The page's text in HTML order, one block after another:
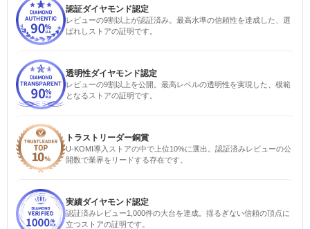
認証ダイヤモンド認定
レビューの9割以上が認証済み。最高水準の信頼性を達成した、選
ばれしストアの証明です。
透明性ダイヤモンド認定
レビューの9割以上を公開。最高レベルの透明性を実現した、模範
となるストアの証明です。
トラストリーダー銅賞
U-KOMI導入ストアの中で上位10%に選出。認証済みレビューの公
開数で業界をリードする存在です。
実績ダイヤモンド認定
認証済みレビュー1,000件の大台を達成。揺るぎない信頼の頂点に
立つストアの証明です。